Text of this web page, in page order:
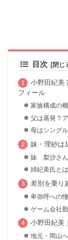
目次
小野田紀美
フィール
家族構成の
父は蒸発？
母はシング
妹・理紗は
妹 梨沙さん
姉紀美氏と
差別を乗り
卑弥呼への
ゲーム会社
小野田紀美
地元・岡山